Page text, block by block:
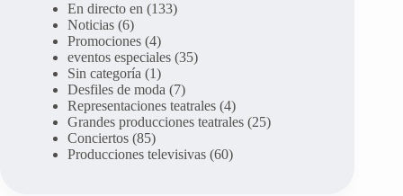
En directo en (133)
Noticias (6)
Promociones (4)
eventos especiales (35)
Sin categoría (1)
Desfiles de moda (7)
Representaciones teatrales (4)
Grandes producciones teatrales (25)
Conciertos (85)
Producciones televisivas (60)